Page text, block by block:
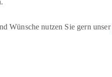
Wünsche nutzen Sie gern unser